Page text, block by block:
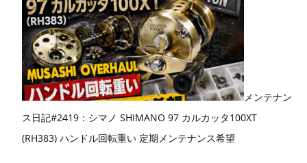
メンテナン
ス日記#2419：シマノ SHIMANO 97 カルカッタ100XT
(RH383) ハンドル回転重い 定期メンテナンス希望